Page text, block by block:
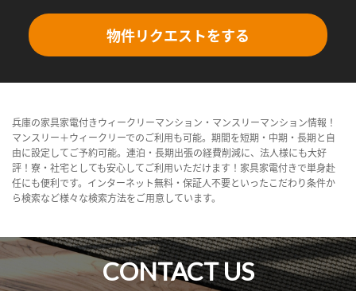
物件リクエストをする
兵庫の家具家電付きウィークリーマンション・マンスリーマンション情報！
マンスリー＋ウィークリーでのご利用も可能。期間を短期・中期・長期と自
由に設定してご予約可能。連泊・長期出張の経費削減に、法人様にも大好
評！寮・社宅としても安心してご利用いただけます！家具家電付きで単身赴
任にも便利です。インターネット無料・保証人不要といったこだわり条件か
ら検索など様々な検索方法をご用意しています。
CONTACT US